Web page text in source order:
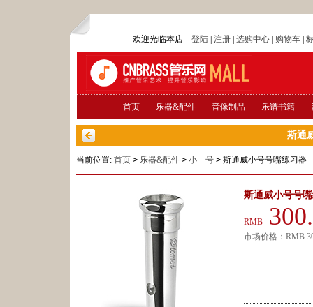
欢迎光临本店 登陆| 注册| 选购中心| 购物车|
首页 乐器&配件 音像制品 乐谱书籍
斯通
当前位置: 首页 > 乐器&配件 > 小 号 > 斯通威小号号嘴练习器
斯通威小号号
RMB
市场价格： RMB